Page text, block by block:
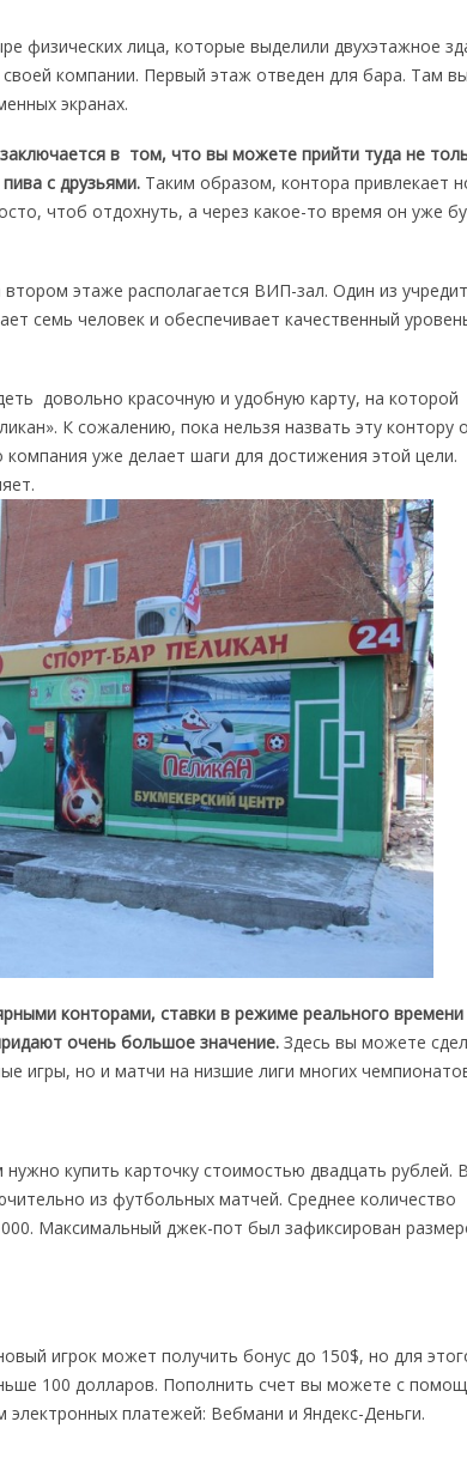
физических лица, которые выделили двухэтажное
компании. Первый этаж отведен для бара. Там вы
экранах.
в том, что вы можете прийти туда не
с друзьями. Таким образом, контора привлекает
чтоб отдохнуть, а через какое-то время он уже
этаже располагается ВИП-зал. Один из
семь человек и обеспечивает качественный
довольно красочную и удобную карту, на которой
К сожалению, пока нельзя назвать эту контору
компания уже делает шаги для достижения этой цели.
конторами, ставки в режиме реального времени
очень большое значение. Здесь вы можете
игры, но и матчи на низшие лиги многих
купить карточку стоимостью двадцать рублей.
из футбольных матчей. Среднее количество
Максимальный джек-пот был зафиксирован
игрок может получить бонус до 150$, но для
100 долларов. Пополнить счет вы можете с
платежей: Вебмани и Яндекс-Деньги.